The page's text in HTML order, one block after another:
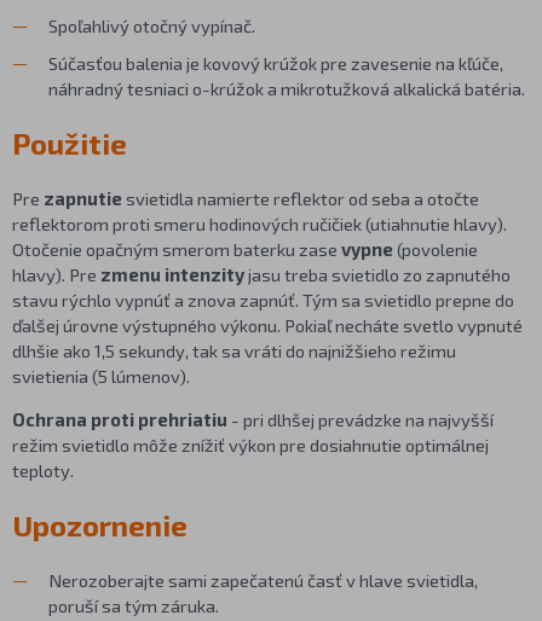
Spoľahlivý otočný vypínač.
Súčasťou balenia je kovový krúžok pre zavesenie na kľúče,
náhradný tesniaci o-krúžok a mikrotužková alkalická batéria.
Použitie
Pre zapnutie svietidla namierte reflektor od seba a otočte
reflektorom proti smeru hodinových ručičiek (utiahnutie hlavy).
Otočenie opačným smerom baterku zase vypne(povolenie
hlavy). Pre zmenu intenzityjasu treba svietidlo zo zapnutého
stavu rýchlo vypnúť a znova zapnúť. Tým sa svietidlo prepne do
ďalšej úrovne výstupného výkonu. Pokiaľ necháte svetlo vypnuté
dlhšie ako 1,5 sekundy, tak sa vráti do najnižšieho režimu
svietienia (5 lúmenov).
Ochrana proti prehriatiu - pri dlhšej prevádzke na najvyšší
režim svietidlo môže znížiť výkon pre dosiahnutie optimálnej
teploty.
Upozornenie
Nerozoberajte sami zapečatenú časť v hlave svietidla,
poruší sa tým záruka.